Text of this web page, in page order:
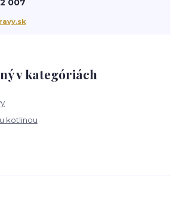
v kategóriách
kotlinou
007